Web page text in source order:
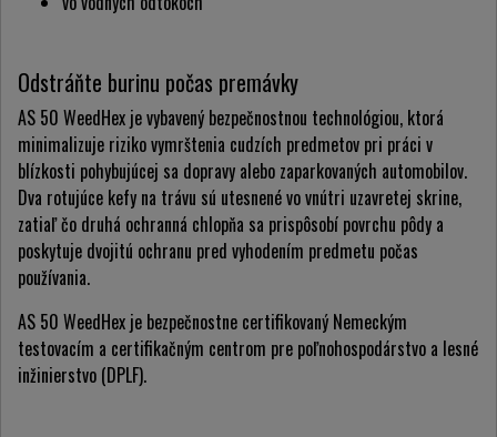
Odstráňte burinu počas premávky
AS 50 WeedHex je vybavený bezpečnostnou technológiou, ktorá
minimalizuje riziko vymrštenia cudzích predmetov pri práci v
blízkosti pohybujúcej sa dopravy alebo zaparkovaných automobilov.
Dva rotujúce kefy na trávu sú utesnené vo vnútri uzavretej skrine,
zatiaľ čo druhá ochranná chlopňa sa prispôsobí povrchu pôdy a
poskytuje dvojitú ochranu pred vyhodením predmetu počas
používania.
AS 50 WeedHex je bezpečnostne certifikovaný Nemeckým
testovacím a certifikačným centrom pre poľnohospodárstvo a lesné
inžinierstvo (DPLF).